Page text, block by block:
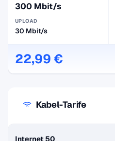
300 Mbit/s
UPLOAD
30 Mbit/s
22,99 €
Kabel-Tarife
Internet 50